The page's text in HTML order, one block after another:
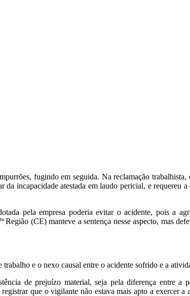
fugindo em seguida. Na reclamação
incapacidade atestada em laudo pericial, e requereu
pela empresa poderia evitar o acidente, pois a
(CE) manteve a sentença nesse aspecto, mas
e o nexo causal entre o acidente sofrido e a
de prejuízo material, seja pela diferença entre a
que o vigilante não estava mais apto a exercer a